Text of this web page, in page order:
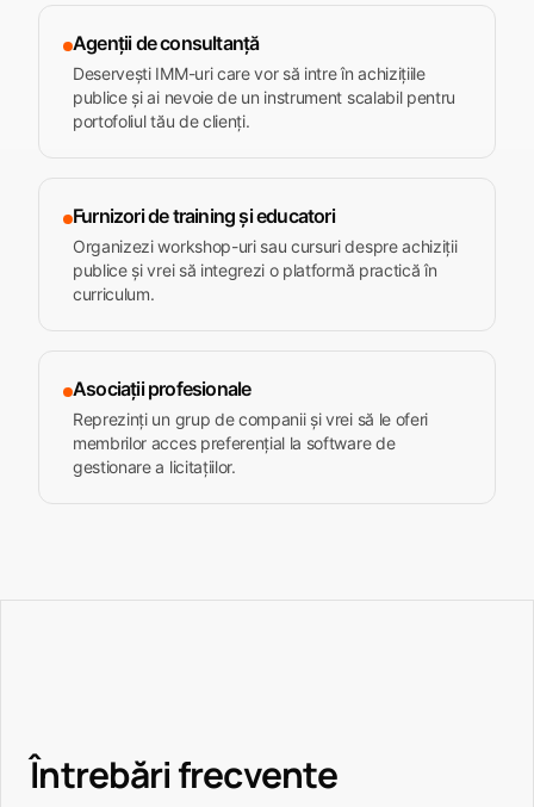
Agenții de consultanță
Deservești IMM-uri care vor să intre în achizițiile
publice și ai nevoie de un instrument scalabil pentru
portofoliul tău de clienți.
Furnizori de training și educatori
Organizezi workshop-uri sau cursuri despre achiziții
publice și vrei să integrezi o platformă practică în
curriculum.
Asociații profesionale
Reprezinți un grup de companii și vrei să le oferi
membrilor acces preferențial la software de
gestionare a licitațiilor.
Întrebări frecvente